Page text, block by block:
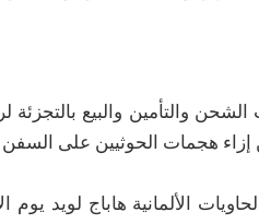
والتأمين والبيع بالتجزئة
هجمات الحوثيين على السفن
الألمانية هاباج لويد يوم